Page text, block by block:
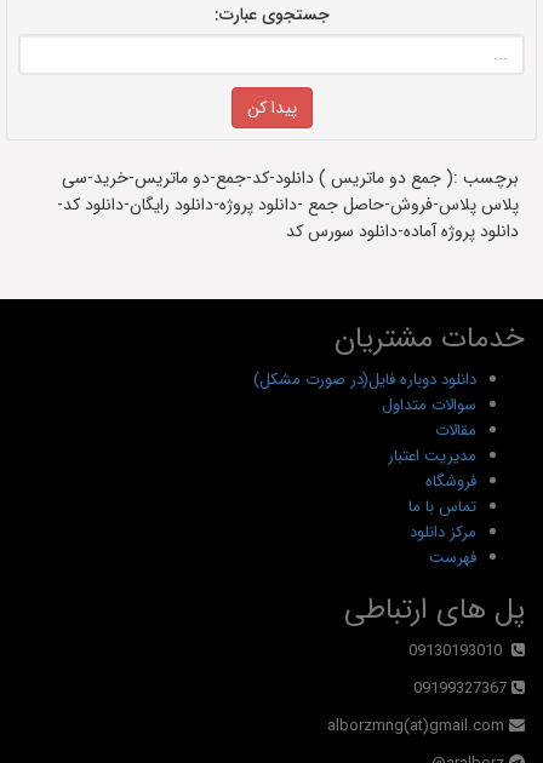
جستجوی عبارت:
برچسب :( جمع دو ماتریس ) دانلود-کد-جمع-دو ماتریس-خرید-سی
پلاس پلاس-فروش-حاصل جمع -دانلود پروژه-دانلود رایگان-دانلود کد-
دانلود پروژه آماده-دانلود سورس کد
خدمات مشتریان
دانلود دوباره فایل(در صورت مشکل)
سوالات متداول
مقالات
مدیریت اعتبار
فروشگاه
تماس با ما
مرکز دانلود
فهرست
پل های ارتباطی
09130193010
09199327367
alborzmng(at)gmail.com